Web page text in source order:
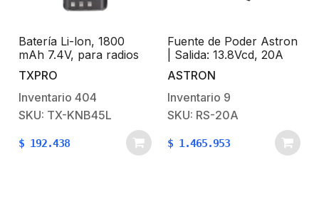
Batería Li-lon, 1800
mAh 7.4V, para radios
TK 2202 2202L 3202
3202L 2212 2212L 2302
3302
TXPRO
Inventario 404
SKU: TX-KNB45L
$ 192.438
Fuente de Poder Astron
| Salida: 13.8Vcd, 20A
ASTRON
Inventario 9
SKU: RS-20A
$ 1.465.953